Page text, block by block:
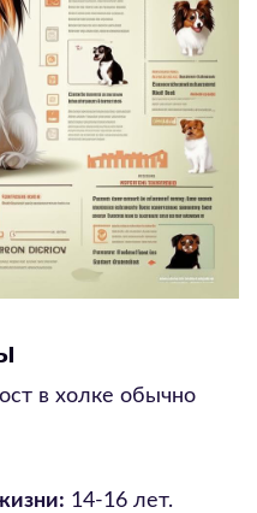
в холке обычно
14-16 лет.